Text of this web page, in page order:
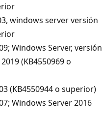
windows server versión
Windows Server, versión
(KB4550969 o
(KB4550944 o superior)
Windows Server 2016